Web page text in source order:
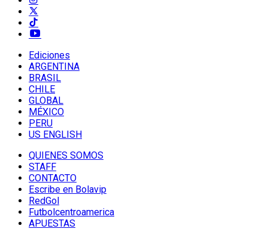
Ediciones
ARGENTINA
BRASIL
CHILE
GLOBAL
MÉXICO
PERU
US ENGLISH
QUIENES SOMOS
STAFF
CONTACTO
Escribe en Bolavip
RedGol
Futbolcentroamerica
APUESTAS